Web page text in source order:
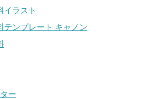
イラスト
テンプレート キャノン
ー